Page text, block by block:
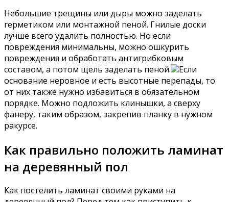
Небольшие трещины или дыры можно заделать
герметиком или монтажной пеной. Гнилые доски
лучше всего удалить полностью. Но если
повреждения минимальны, можно ошкурить
повреждения и обработать антигрибковым
составом, а потом щель заделать пеной.
Если
основание неровное и есть высотные перепады, то
от них также нужно избавиться в обязательном
порядке. Можно подложить клинышки, а сверху
фанеру, таким образом, закрепив планку в нужном
ракурсе.
Как правильно положить ламинат
на деревянный пол
Как постелить ламинат своими руками на